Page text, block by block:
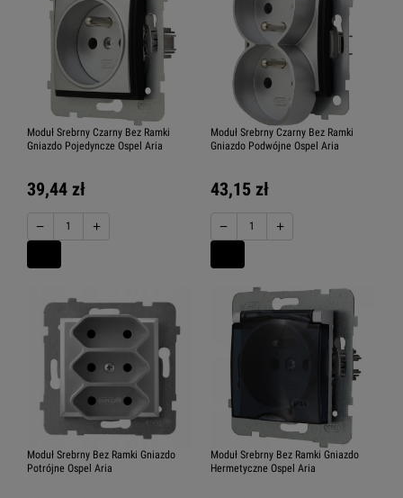
Moduł Srebrny Czarny Bez Ramki
Gniazdo Pojedyncze Ospel Aria
39,44 zł
− +
Moduł Srebrny Czarny Bez Ramki
Gniazdo Podwójne Ospel Aria
43,15 zł
− +
Moduł Srebrny Bez Ramki Gniazdo
Potrójne Ospel Aria
Moduł Srebrny Bez Ramki Gniazdo
Hermetyczne Ospel Aria